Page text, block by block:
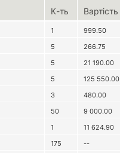
К-ть Вартість
1 999.50
5 266.75
5 21 190.00
5 125 550.00
3 480.00
50 9 000.00
1 11 624.90
175 --